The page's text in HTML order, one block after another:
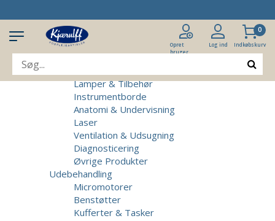
Opret
bruger
Log ind
0
Indkøbskurv
Klinikudstyr
Patientstole
Massagebrikse
Lamper & Tilbehør
Instrumentborde
Anatomi & Undervisning
Laser
Ventilation & Udsugning
Diagnosticering
Øvrige Produkter
Udebehandling
Micromotorer
Benstøtter
Kufferter & Tasker